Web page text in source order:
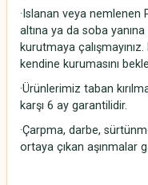
·Islanan veya
altına ya da soba yanına
kurutmaya
kendine kurumasını
·Ürünlerimiz taban
karşı 6 ay garantilidir.
·Çarpma, darbe,
ortaya çıkan aşınmalar